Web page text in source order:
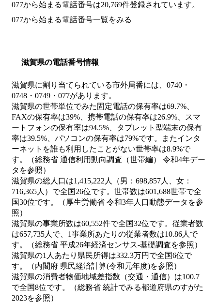
077から始まる電話番号は20,769件登録されています。
077から始まる電話番号一覧をみる
滋賀県の電話番号情報
滋賀県に割り当てられている市外局番には、0740・
0748・0749・077があります。
滋賀県の世帯単位でみた固定電話の保有率は69.7%、
FAXの保有率は39%、携帯電話の保有率は26.9%、スマ
ートフォンの保有率は94.5%、タブレット型端末の保有
率は39.5%、パソコンの保有率は79%です。またインタ
ーネットを誰も利用したことがない世帯率は8.9%で
す。（総務省 通信利用動向調査（世帯編） 令和4年デー
タを参照）
滋賀県の総人口は1,415,222人（男：698,857人、女：
716,365人）で全国26位です。世帯数は601,688世帯で全
国30位です。（厚生労働省 令和3年人口動態データを参
照）
滋賀県の事業所数は60,552件で全国32位です。従業者数
は657,735人で、1事業所あたりの従業者数は10.86人で
す。（総務省 平成26年経済センサス‐基礎調査を参照）
滋賀県の1人あたり県民所得は332.3万円で全国6位で
す。（内閣府 県民経済計算(令和元年度)を参照）
滋賀県の消費者物価地域差指数（交通・通信）は100.7
で全国8位です。（総務省 統計でみる都道府県のすがた
2023を参照）